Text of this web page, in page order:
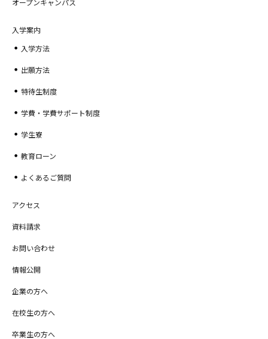
入学案内
入学方法
出願方法
特待生制度
学費・学費サポート制度
学生寮
教育ローン
よくあるご質問
アクセス
資料請求
お問い合わせ
情報公開
企業の方へ
在校生の方へ
卒業生の方へ